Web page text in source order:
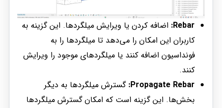
Rebar: اضافه کردن یا ویرایش میلگردها. این گزینه به
کاربران این امکان را می‌دهد تا میلگردها را به
فونداسیون اضافه کنند یا میلگردهای موجود را ویرایش
کنند.
Propagate Rebar: گسترش میلگردها به دیگر
بخش‌ها. این گزینه است که امکان گسترش میلگردها